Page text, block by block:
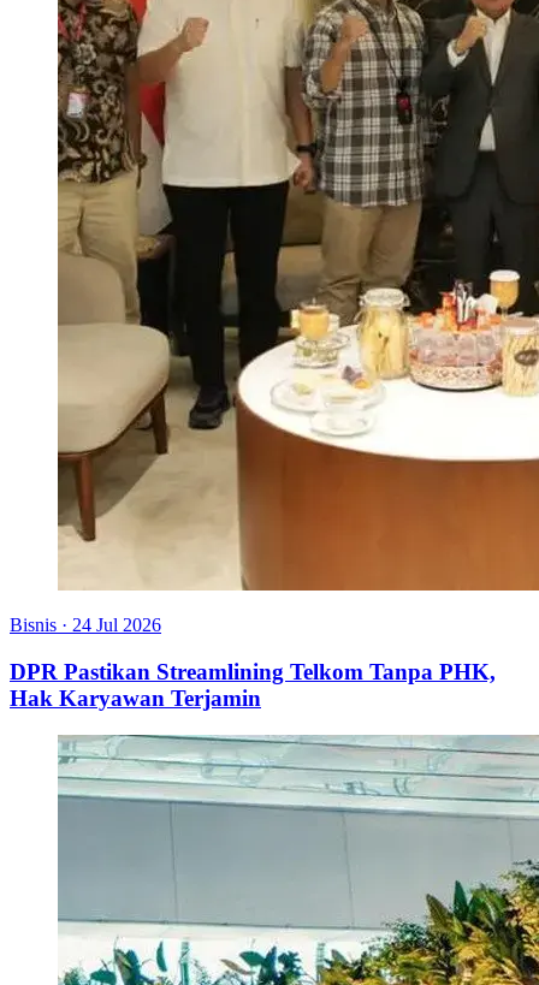
Bisnis · 24 Jul 2026
DPR Pastikan Streamlining Telkom Tanpa PHK,
Hak Karyawan Terjamin